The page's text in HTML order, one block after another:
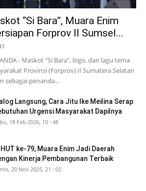
“Si Bara”, Muara Enim
Forprov II Sumsel...
- Maskot "Si Bara", logo, dan lagu tema
Provinsi (Forprov) II Sumatera Selatan
sebagai penanda...
Langsung, Cara Jitu Ike Meilina Serap
Urgensi Masyarakat Dapilnya
18 Feb 2026, 10 : 48
HUT ke-79, Muara Enim Jadi Daerah
Kinerja Pembangunan Terbaik
20 Nov 2025, 21 : 02